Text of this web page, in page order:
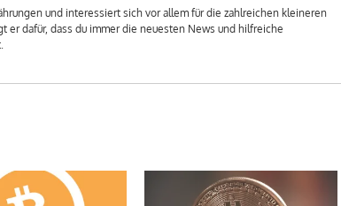
und interessiert sich vor allem für die zahlreichen kleineren
er dafür, dass du immer die neuesten News und hilfreiche